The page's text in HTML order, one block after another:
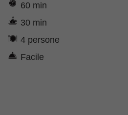
60 min
30 min
4 persone
Facile